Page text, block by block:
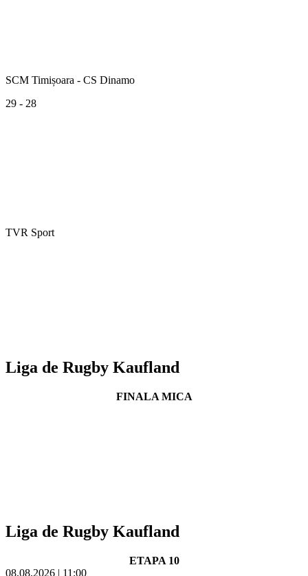
SCM Timișoara - CS Dinamo
29 - 28
TVR Sport
Liga de Rugby Kaufland
FINALA MICA
Liga de Rugby Kaufland
ETAPA 10
08.08.2026 | 11:00